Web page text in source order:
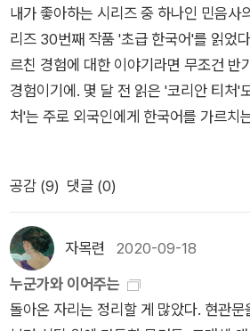
모습이었습니다.그래서 안타깝고 속상
전히 우리는 그 사회에 살아가고 있고
버티고 있음에 우리라도 지속적인 관심
실히 깨닫게 되었습니다.​그녀들의 '가르
리켜' 목소리로 우리에게 '가르쳐' 주었
들에게 했던 것처럼...​선이는 숨을 고르
학생들에게 형용사를 가르쳐야 했다. '좋
'많다'와 '적다'를 가르치고, '행복하다'와 '
다. 언젠가는 '정당하다'와 '부당하다'를, '
다'를 가르칠 수 있을 것이다. 선이는 학
때 '부당하다'보다 '정당하다'가, '모욕적
책이었다. 생어가 왜 우생학과 관련이 있
법 했다, 책에서는 저자의 그런 의도가
악용될 수도 있었겠다는 생각이 든다. 나의 집중력은 도둑맞은
정도가 많이 심해서, 이 책조차 집중해서
월엔 끝내야지. 그리고 <암컷들>과 <갈대 속의 영원> 재미있
고 나면 꼭 <밤의 도서관>을 다시 읽게
정.
두는) 에 내가 읽고 싶어서 추천. 책 모임
유롭게 읽고 싶은 생각이 있지만, 어째
월, 7월, 8월... 다 바빠서 바빠야해서 목
된다. 그렇지만 읽겠다고 하고 다 읽은
어보겠다고 쓴 건 어느새 다 잊어버렸고
고) 요즘 정치 때문에 스트레스를 많이
> 그리고 <고통에 응답하지 않는 정치>를 읽기
다는 분들이 계셔서 <80년대생 학부모
다. (1/3쯤 읽었는데, 전문가 인터뷰가 챕
챕터마다 붙어있는지는 모르겠다 - 챕터
인터뷰를 인용한 내용이 많아 중복되는
내가 좋아하는 시리즈 중 하나인 민음사
리즈 30번째 작품 '초급 한국어'를 읽었
르친 경험에 대한 이야기라면 무조건 반
경험이기에. 몇 달 전 읽은 '코리안 티처'
처'는 주로 외국인에게 한국어를 가르치
비슷할까.'초급 한국어'는 살짝살짝 이것
경장편 소설 같다는 느낌이었다. 미국에
회 이야기 등은 꽤 심각하게 말할 수도 있
혁은 가볍게 가볍게 서술해 나간다. 심각
다. 그의 세계에서는 영주권을 보장받는
린 비인간적 경쟁은 없고 운이 좋게 후보
공감 (9) 댓글 (0)
자목련 2020-09-18
누군가와 이어주는
돌아온 자리는 정리할 게 많았다. 현관문